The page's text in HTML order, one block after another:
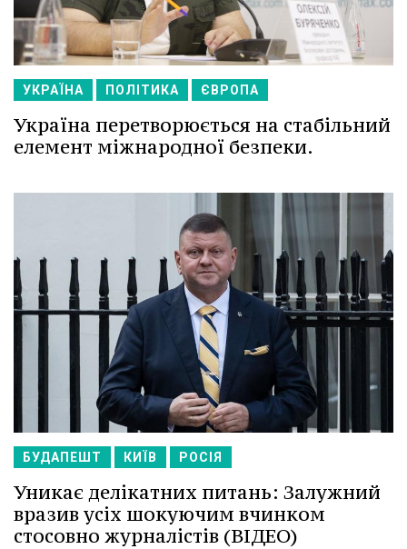
УКРАЇНА ПОЛІТИКА ЄВРОПА
Україна перетворюється на стабільний
елемент міжнародної безпеки.
БУДАПЕШТ КИЇВ РОСІЯ
Уникає делікатних питань: Залужний
вразив усіх шокуючим вчинком
стосовно журналістів (ВІДЕО)